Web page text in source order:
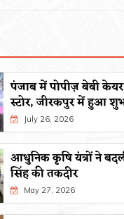
पंजाब में पोपीज़ बेबी
स्टोर, जीरकपुर में हुआ
July 26, 2026
आधुनिक कृषि यंत्रों ने
सिंह की तकदीर
May 27, 2026